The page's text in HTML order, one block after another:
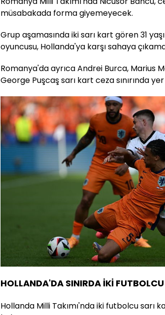
müsabakada forma giyemeyecek.
Grup aşamasında iki sarı kart gören 31
oyuncusu, Hollanda'ya karşı sahaya
Romanya'da ayrıca Andrei Burca, Marius
George Puşcaş sarı kart ceza sınırında yer
HOLLANDA'DA SINIRDA İKİ
Hollanda Milli Takımı'nda iki futbolcu sarı